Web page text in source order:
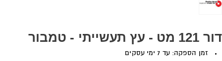
דור 121 מט - עץ תעשייתי - טמבור
זמן הספקה: עד 7 ימי עסקים